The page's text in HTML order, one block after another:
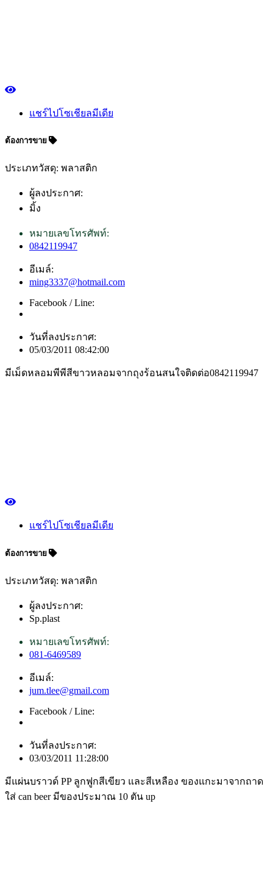
แชร์ไปโซเชียลมีเดีย
ต้องการขาย
ประเภทวัสดุ: พลาสติก
ผู้ลงประกาศ:
มิ้ง
หมายเลขโทรศัพท์:
0842119947
อีเมล์:
ming3337@hotmail.com
Facebook / Line:
วันที่ลงประกาศ:
05/03/2011 08:42:00
มีเม็ดหลอมพีพีสีขาวหลอมจากถุงร้อนสนใจติดต่อ0842119947
แชร์ไปโซเชียลมีเดีย
ต้องการขาย
ประเภทวัสดุ: พลาสติก
ผู้ลงประกาศ:
Sp.plast
หมายเลขโทรศัพท์:
081-6469589
อีเมล์:
jum.tlee@gmail.com
Facebook / Line:
วันที่ลงประกาศ:
03/03/2011 11:28:00
มีแผ่นบราวด์ PP ลูกฟูกสีเขียว และสีเหลือง ของแกะมาจากถาด
ใส่ can beer มีของประมาณ 10 ตัน up